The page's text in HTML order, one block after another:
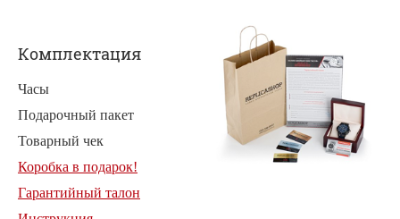
Комплектация
Часы
Подарочный пакет
Товарный чек
Коробка в подарок!
Гарантийный талон